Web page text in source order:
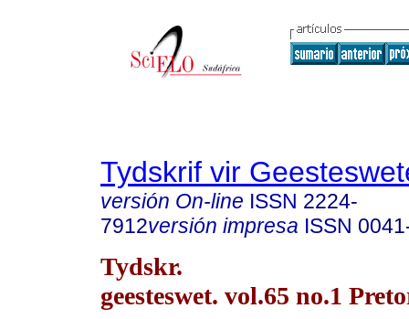
Tydskrif vir
versión On-line ISSN 2224-
7912versión impresa ISSN
Tydskr.
geesteswet. vol.65 no.1